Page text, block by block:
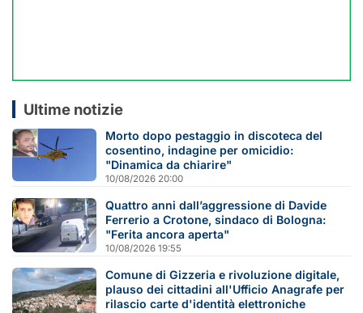
Ultime notizie
Morto dopo pestaggio in discoteca del
cosentino, indagine per omicidio:
"Dinamica da chiarire"
10/08/2026 20:00
Quattro anni dall’aggressione di Davide
Ferrerio a Crotone, sindaco di Bologna:
"Ferita ancora aperta"
10/08/2026 19:55
Comune di Gizzeria e rivoluzione digitale,
plauso dei cittadini all'Ufficio Anagrafe per
rilascio carte d'identità elettroniche